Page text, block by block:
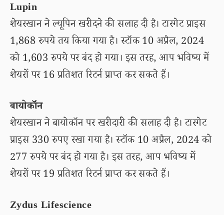
Lupin
शेयरखान ने ल्यूपिन खरीदने की सलाह दी है। टारगेट प्राइस
1,868 रुपये तय किया गया है। स्टॉक 10 अप्रैल, 2024
को 1,603 रुपये पर बंद हो गया। इस तरह, आप भविष्य में
शेयरों पर 16 प्रतिशत रिटर्न प्राप्त कर सकते हैं।
बायोकॉन
शेयरखान ने बायोकॉन पर खरीदारी की सलाह दी है। टारगेट
प्राइस 330 रुपए रखा गया है। स्टॉक 10 अप्रैल, 2024 को
277 रुपये पर बंद हो गया है। इस तरह, आप भविष्य में
शेयरों पर 19 प्रतिशत रिटर्न प्राप्त कर सकते हैं।
Zydus Lifescience